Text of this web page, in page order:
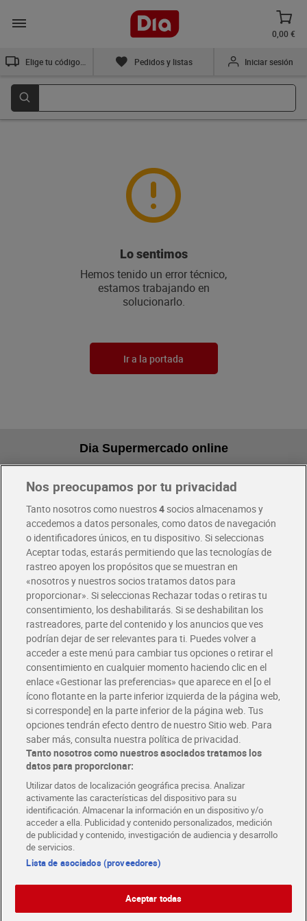
0,00 €
Pedidos y listas Iniciar sesión
Lo sentimos
Hemos tenido un error técnico,
estamos trabajando en
solucionarlo.
Ir a la portada
Dia Supermercado online
Pide hoy, recibe hoy
Envío gratis por compras superiores a 100€
Envío estandar por 4,99€
Glovo y Uber Eats
Solicita tu factura de Glovo o Uber Eats
Únete al CLUB Dia
Disfruta las ventajas y ofertas exclusivas.
Descárgate la APP Dia
Folletos y Tiendas
Descubre las mejores ofertas y busca tu tienda más cercana
Tarjeta MaX Dia
Te devuelve hasta 8€/mes de tus compras.
¡Solicita tu tarjeta de crédito aquí!
COMER MEJOR CADA DIA
COLABORA CON DIA ABRE TU TIENDA DIA CORPORATE
Nos preocupamos por tu privacidad
Tanto nosotros como nuestros4socios almacenamos y
accedemos a datos personales, como datos de navegación
o identificadores únicos, en tu dispositivo. Si seleccionas
Aceptar todas, estarás permitiendo que las tecnologías de
rastreo apoyen los propósitos que se muestran en
«nosotros y nuestros socios tratamos datos para
proporcionar». Si seleccionas Rechazar todas o retiras tu
consentimiento, los deshabilitarás. Si se deshabilitan los
rastreadores, parte del contenido y los anuncios que ves
podrían dejar de ser relevantes para ti. Puedes volver a
acceder a este menú para cambiar tus opciones o retirar el
consentimiento en cualquier momento haciendo clic en el
enlace «Gestionar las preferencias» que aparece en el [o el
ícono flotante en la parte inferior izquierda de la página web,
si corresponde] en la parte inferior de la página web. Tus
opciones tendrán efecto dentro de nuestro Sitio web. Para
saber más, consulta nuestra política de privacidad.
Tanto nosotros como nuestros asociados tratamos los
datos para proporcionar:
Utilizar datos de localización geográfica precisa. Analizar
activamente las características del dispositivo para su
identificación. Almacenar la información en un dispositivo y/o
acceder a ella. Publicidad y contenido personalizados, medición
de publicidad y contenido, investigación de audiencia y desarrollo
de servicios.
Lista de asociados (proveedores)
Aceptar todas